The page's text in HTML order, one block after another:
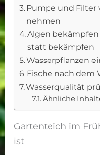
Pumpe und Filter
nehmen
Algen
statt bekämpfen
Wasserpflanzen
Fische nach dem
Wasserqualität
Ähnliche
Gartenteich im
ist